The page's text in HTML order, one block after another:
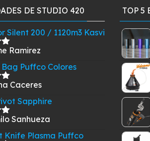
DE STUDIO 420
Silent 200 / 1120m3 Kasvi
Ramirez
Puffco Colores
Caceres
Sapphire
Sanhueza
Knife Plasma Puffco
TOP 5